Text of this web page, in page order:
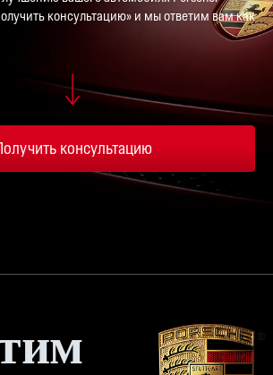
консультацию» и мы ответим вам как
консультацию